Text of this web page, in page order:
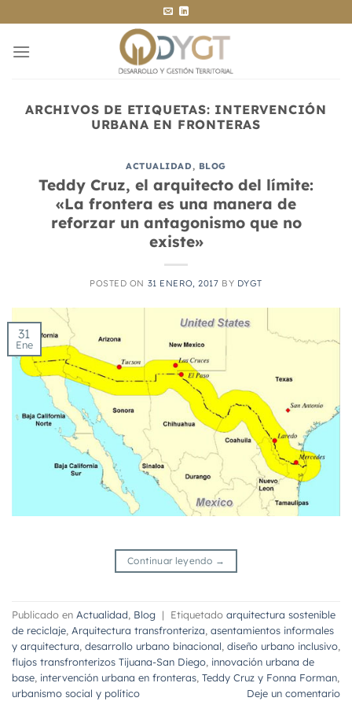
al
contenido
ARCHIVOS DE ETIQUETAS: INTERVENCIÓN
URBANA EN FRONTERAS
ACTUALIDAD, BLOG
Teddy Cruz, el arquitecto del límite:
«La frontera es una manera de
reforzar un antagonismo que no
existe»
POSTED ON 31 ENERO, 2017 BY DYGT
31
Ene
Continuar leyendo →
Publicado en Actualidad Blog | Etiquetado arquitectura sostenible
de reciclaje Arquitectura transfronteriza asentamientos informales
y arquitectura desarrollo urbano binacional diseño urbano inclusivo
flujos transfronterizos Tijuana-San Diego innovación urbana de
base intervención urbana en fronteras Teddy Cruz y Fonna Forman
urbanismo social y político
Deje un comentario